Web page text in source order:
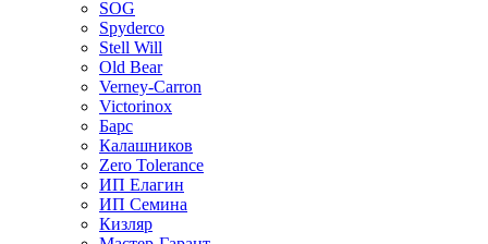
SOG
Spyderco
Stell Will
Old Bear
Verney-Carron
Victorinox
Барс
Калашников
Zero Tolerance
ИП Елагин
ИП Семина
Кизляр